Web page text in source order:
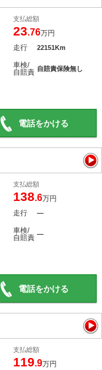
支払総額
23.76万円
走行 22151Km
車検/
自賠責 自賠責保険無し
電話をかける
支払総額
138.6万円
走行 ―
車検/
自賠責 ―
電話をかける
支払総額
119.9万円